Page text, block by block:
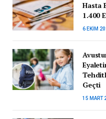
Hasta
1.400
6 EKIM
Geçti
15 MART